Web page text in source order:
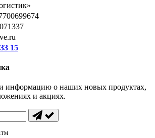
15
информацию о наших новых продуктах,
и акциях.